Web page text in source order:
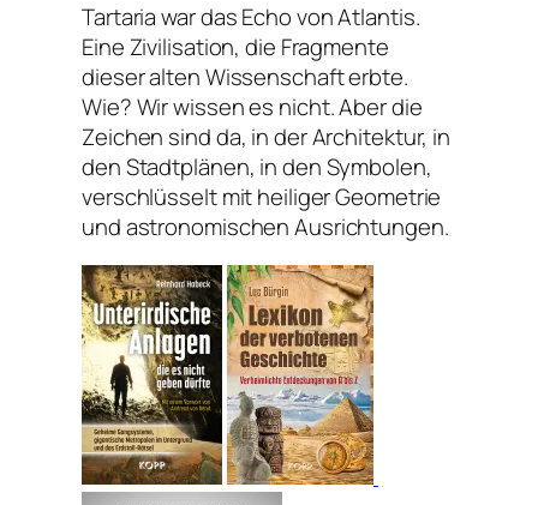
Tartaria war das Echo von Atlantis.
Eine Zivilisation, die Fragmente
dieser alten Wissenschaft erbte.
Wie? Wir wissen es nicht. Aber die
Zeichen sind da, in der Architektur, in
den Stadtplänen, in den Symbolen,
verschlüsselt mit heiliger Geometrie
und astronomischen Ausrichtungen.